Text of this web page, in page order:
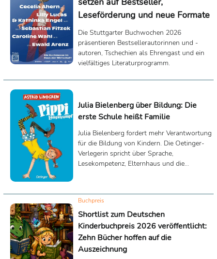
Leseförderung und neue Formate
Die Stuttgarter Buchwochen 2026
präsentieren Bestsellerautorinnen und -
autoren, Tschechien als Ehrengast und ein
vielfältiges Literaturprogramm.
Julia Bielenberg über Bildung: Die
erste Schule heißt Familie
Julia Bielenberg fordert mehr Verantwortung
für die Bildung von Kindern. Die Oetinger-
Verlegerin spricht über Sprache,
Lesekompetenz, Elternhaus und die
Buchpreis
Shortlist zum Deutschen
Kinderbuchpreis 2026 veröffentlicht:
Zehn Bücher hoffen auf die
Auszeichnung